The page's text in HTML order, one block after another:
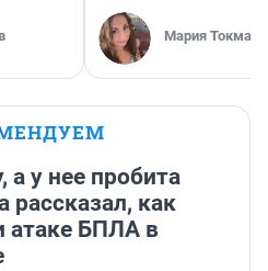
Мария
у нее пробита
рассказал, как
атаке БПЛА в